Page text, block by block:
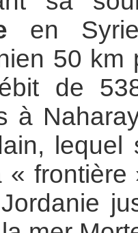
en
50 km
de
à
lequel
«